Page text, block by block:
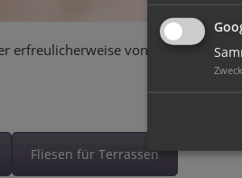
erfreulicherweise von vornherein
Fliesen für Terrassen
Zweck